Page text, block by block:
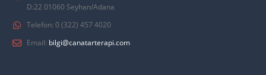
D:22 01060 Seyhan/Adana
Telefon: 0 (322) 457 4020
Email: bilgi@canatarterapi.com